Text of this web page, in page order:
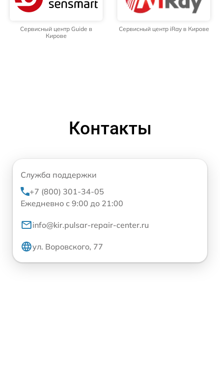
Сервисный центр Guide в
Кирове
Сервисный центр iRay в Кирове
Контакты
Служба поддержки
+7 (800) 301-34-05
Ежедневно с 9:00 до 21:00
info@kir.pulsar-repair-center.ru
ул. Воровского, 77